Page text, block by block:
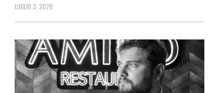
LUGLIO 3, 2026